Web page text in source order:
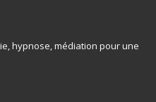
hypnose, médiation pour une